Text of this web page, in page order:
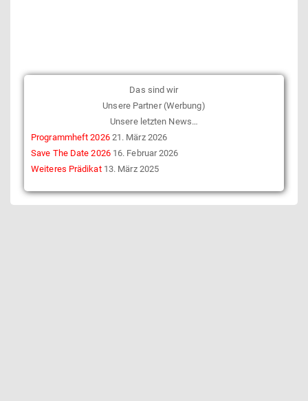
Das sind wir
Unsere Partner (Werbung)
Unsere letzten News…
Programmheft 2026 21. März 2026
Save The Date 2026 16. Februar 2026
Weiteres Prädikat 13. März 2025